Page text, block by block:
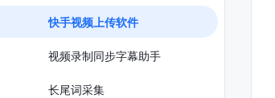
快手视频上传软件
视频录制同步字幕助手
长尾词采集